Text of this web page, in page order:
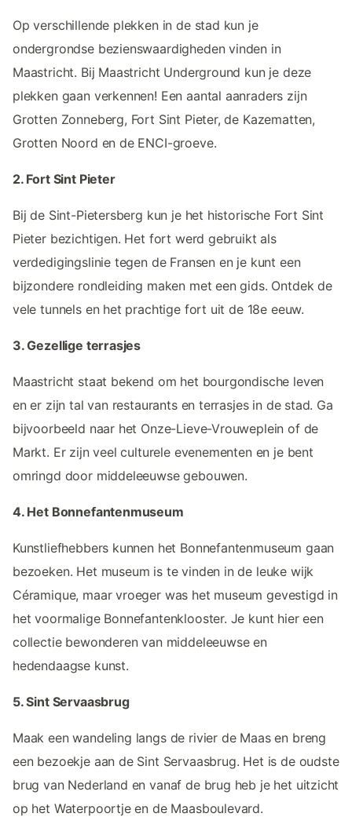
Op verschillende plekken in de stad kun je
ondergrondse bezienswaardigheden vinden in
Maastricht. Bij Maastricht Underground kun je deze
plekken gaan verkennen! Een aantal aanraders zijn
Grotten Zonneberg, Fort Sint Pieter, de Kazematten,
Grotten Noord en de ENCI-groeve.
2. Fort Sint Pieter
Bij de Sint-Pietersberg kun je het historische Fort Sint
Pieter bezichtigen. Het fort werd gebruikt als
verdedigingslinie tegen de Fransen en je kunt een
bijzondere rondleiding maken met een gids. Ontdek de
vele tunnels en het prachtige fort uit de 18e eeuw.
3. Gezellige terrasjes
Maastricht staat bekend om het bourgondische leven
en er zijn tal van restaurants en terrasjes in de stad. Ga
bijvoorbeeld naar het Onze-Lieve-Vrouweplein of de
Markt. Er zijn veel culturele evenementen en je bent
omringd door middeleeuwse gebouwen.
4. Het Bonnefantenmuseum
Kunstliefhebbers kunnen het Bonnefantenmuseum gaan
bezoeken. Het museum is te vinden in de leuke wijk
Céramique, maar vroeger was het museum gevestigd in
het voormalige Bonnefantenklooster. Je kunt hier een
collectie bewonderen van middeleeuwse en
hedendaagse kunst.
5. Sint Servaasbrug
Maak een wandeling langs de rivier de Maas en breng
een bezoekje aan de Sint Servaasbrug. Het is de oudste
brug van Nederland en vanaf de brug heb je het uitzicht
op het Waterpoortje en de Maasboulevard.